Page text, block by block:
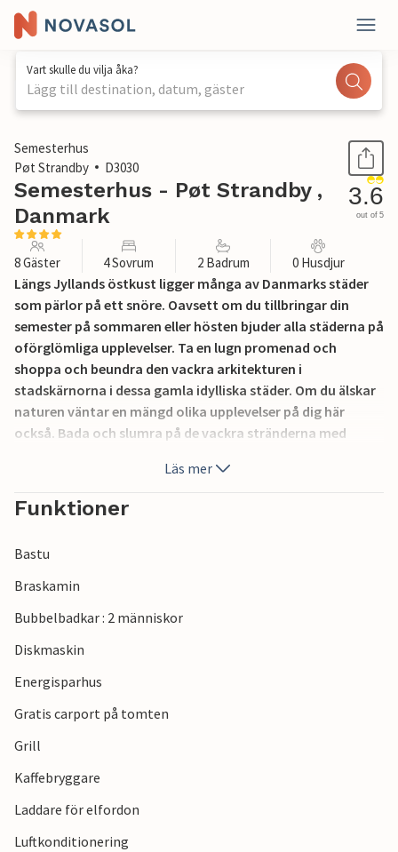
Vart skulle du vilja åka?
Lägg till destination, datum, gäster
1 / 28
Semesterhus
Pøt Strandby
D3030
Semesterhus - Pøt Strandby ,
Danmark
3.6
out of 5
8 Gäster 4 Sovrum 2 Badrum 0 Husdjur
Längs Jyllands östkust ligger många av Danmarks städer
som pärlor på ett snöre. Oavsett om du tillbringar din
semester på sommaren eller hösten bjuder alla städerna på
oförglömliga upplevelser. Ta en lugn promenad och
shoppa och beundra den vackra arkitekturen i
stadskärnorna i dessa gamla idylliska städer. Om du älskar
naturen väntar en mängd olika upplevelser på dig här
också. Bada och slumra på de vackra stränderna med
slingrar sig genom det förtrollande landskapet och om du
känner dig hungrig hittar du alltid ett mysigt café eller en
restaurang.
Läs mer
Funktioner
Bastu
Braskamin
Bubbelbadkar : 2 människor
Diskmaskin
Energisparhus
Gratis carport på tomten
Grill
Kaffebryggare
Laddare för elfordon
Luftkonditionering